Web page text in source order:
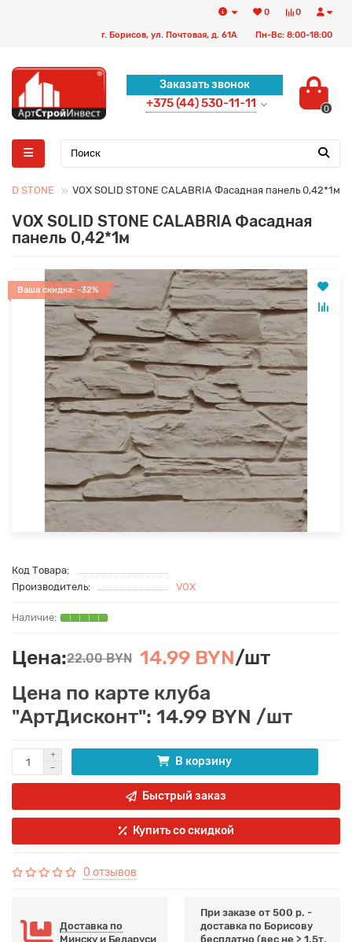
0
0
г. Борисов, ул. Почтовая, д. 61А Пн-Вс: 8:00-18:00
Заказать звонок
+375 (44) 530-11-11 0
STONE VOX SOLID STONE CALABRIA Фасадная панель 0,42*1м
VOX SOLID STONE CALABRIA Фасадная
панель 0,42*1м
Ваша скидка: -32%
Код Товара:
Производитель:
VOX
Цена:22.00 BYN 14.99 BYN/шт
Цена по карте клуба
"АртДисконт": 14.99 BYN /шт
В корзину
Быстрый заказ
Купить со скидкой
0 отзывов
Доставка по
Минску и Беларуси
При заказе от 500 р. -
доставка по Борисову
бесплатно (вес не > 1.5т,